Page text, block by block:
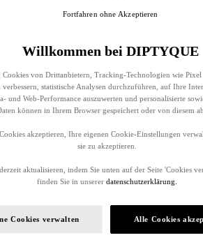
Willkommen bei DIPTYQUE
von Drittanbietern, Tracking-Technologien wie Pixel
statistische Analysen durchzuführen, auf Ihre
und Web-Performance auszuwerten und personalisierte
können in Ihrem Browser gespeichert oder von diesem
akzeptieren, Ihre eigenen Cookie-Einstellungen
sie zu akzeptieren.
aktualisieren, indem Sie unten auf der Seite 'Cookies
finden Sie in unserer datenschutzerklärung.
Cookies verwalten Alle Cookies
Fortfahren ohne Akzeptieren